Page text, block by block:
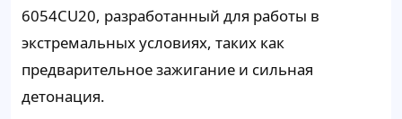
6054CU20, разработанный для работы в
экстремальных условиях, таких как
предварительное зажигание и сильная
детонация.